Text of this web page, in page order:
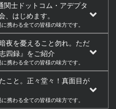
関士ドットコム・アデプタ
はじめます。
携わる全ての皆様の味方です。
夜を憂えること勿れ。ただ
四録』をご紹介
携わる全ての皆様の味方です。
と。正々堂々！真面目が
携わる全ての皆様の味方です。